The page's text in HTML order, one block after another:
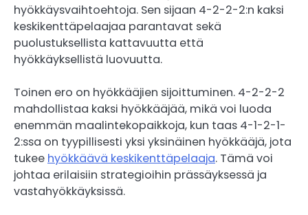
hyökkäysvaihtoehtoja. Sen sijaan 4-2-2-2:n kaksi
keskikenttäpelaajaa parantavat sekä
puolustuksellista kattavuutta että
hyökkäyksellistä luovuutta.
Toinen ero on hyökkääjien sijoittuminen. 4-2-2-2
mahdollistaa kaksi hyökkääjää, mikä voi luoda
enemmän maalintekopaikkoja, kun taas 4-1-2-1-
2:ssa on tyypillisesti yksi yksinäinen hyökkääjä, jota
tukee hyökkäävä keskikenttäpelaaja. Tämä voi
johtaa erilaisiin strategioihin prässäyksessä ja
vastahyökkäyksissä.